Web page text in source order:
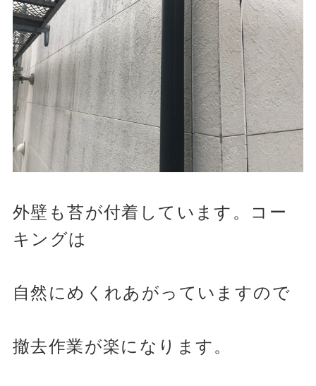
外壁も苔が付着しています。コー
キングは
自然にめくれあがっていますので
撤去作業が楽になります。